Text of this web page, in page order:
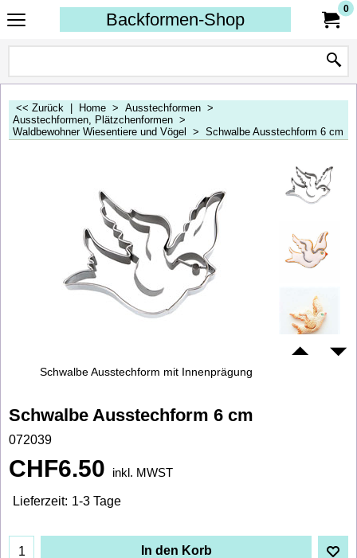
Backformen-Shop
0
<< Zurück Home > Ausstechformen >
Ausstechformen, Plätzchenformen >
Waldbewohner Wiesentiere und Vögel
> Schwalbe Ausstechform 6 cm
Schwalbe Ausstechform mit Innenprägung
Schwalbe Ausstechform 6 cm
072039
CHF6.50 inkl. MWST
Lieferzeit: 1-3 Tage
In den Korb